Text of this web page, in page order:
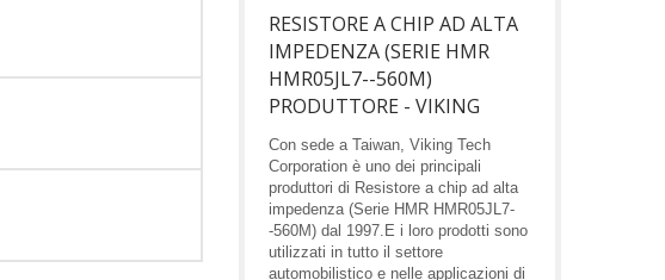
RESISTORE A CHIP AD ALTA
IMPEDENZA (SERIE HMR
HMR05JL7--560M)
PRODUTTORE - VIKING
Con sede a Taiwan, Viking Tech
Corporation è uno dei principali
produttori di Resistore a chip ad alta
impedenza (Serie HMR HMR05JL7-
-560M) dal 1997.E i loro prodotti sono
utilizzati in tutto il settore
automobilistico e nelle applicazioni di